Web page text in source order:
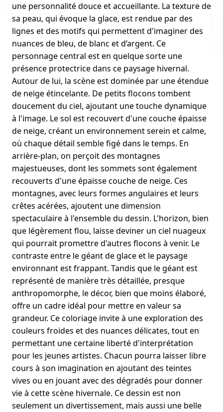
une personnalité douce et accueillante. La texture de
sa peau, qui évoque la glace, est rendue par des
lignes et des motifs qui permettent d'imaginer des
nuances de bleu, de blanc et d’argent. Ce
personnage central est en quelque sorte une
présence protectrice dans ce paysage hivernal.
Autour de lui, la scène est dominée par une étendue
de neige étincelante. De petits flocons tombent
doucement du ciel, ajoutant une touche dynamique
à l'image. Le sol est recouvert d'une couche épaisse
de neige, créant un environnement serein et calme,
où chaque détail semble figé dans le temps. En
arrière-plan, on perçoit des montagnes
majestueuses, dont les sommets sont également
recouverts d'une épaisse couche de neige. Ces
montagnes, avec leurs formes angulaires et leurs
crêtes acérées, ajoutent une dimension
spectaculaire à l'ensemble du dessin. L'horizon, bien
que légèrement flou, laisse deviner un ciel nuageux
qui pourrait promettre d'autres flocons à venir. Le
contraste entre le géant de glace et le paysage
environnant est frappant. Tandis que le géant est
représenté de manière très détaillée, presque
anthropomorphe, le décor, bien que moins élaboré,
offre un cadre idéal pour mettre en valeur sa
grandeur. Ce coloriage invite à une exploration des
couleurs froides et des nuances délicates, tout en
permettant une certaine liberté d'interprétation
pour les jeunes artistes. Chacun pourra laisser libre
cours à son imagination en ajoutant des teintes
vives ou en jouant avec des dégradés pour donner
vie à cette scène hivernale. Ce dessin est non
seulement un divertissement, mais aussi une belle